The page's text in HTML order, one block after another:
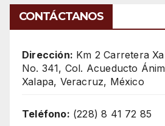
CONTÁCTANOS
Dirección: Km 2 Carretera
No. 341, Col. Acueducto
Xalapa, Veracruz, México
Teléfono: (228) 8 41 72 85